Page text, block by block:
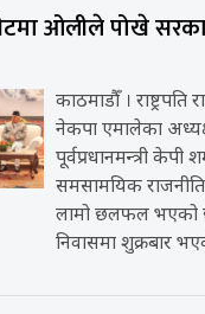
ओलीले पोखे
काठमाडौँ । राष्ट्रपति
नेकपा एमालेका
पूर्वप्रधानमन्त्री केपी
समसामयिक
लामो छलफल भएको
निवासमा शुक्रबार